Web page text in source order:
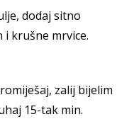
dodaj sitno
i krušne mrvice.
zalij bijelim
15-tak min.